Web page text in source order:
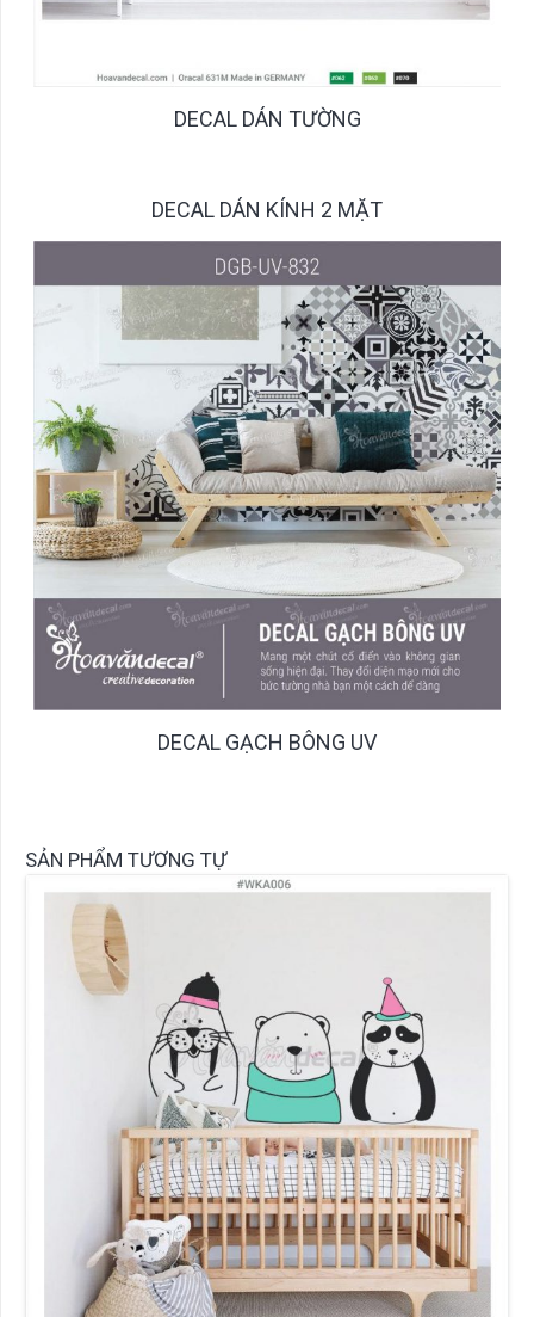
DECAL DÁN TƯỜNG
DECAL DÁN KÍNH 2 MẶT
DECAL GẠCH BÔNG UV
SẢN PHẨM TƯƠNG TỰ